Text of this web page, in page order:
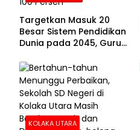
Targetkan Masuk 20
Besar Sistem Pendidikan
Dunia pada 2045, Guru
100 Persen
KOLAKA UTARA